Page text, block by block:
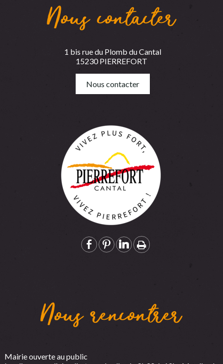
Nous contacter
1 bis rue du Plomb du Cantal
15230 PIERREFORT
Nous contacter
Nous rencontrer
Mairie ouverte au public